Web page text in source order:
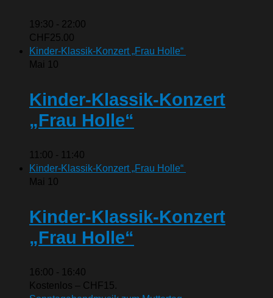
19:30 - 22:00
CHF25.00
Kinder-Klassik-Konzert „Frau Holle“
Mai 10
Kinder-Klassik-Konzert
„Frau Holle“
11:00 - 11:40
Kinder-Klassik-Konzert „Frau Holle“
Mai 10
Kinder-Klassik-Konzert
„Frau Holle“
16:00 - 16:40
Kostenlos – CHF15.